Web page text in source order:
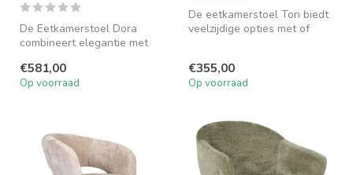
De Eetkamerstoel Dora
combineert elegantie met
in ...
€581,00
Op voorraad
De eetkamerstoel Ton biedt
veelzijdige opties met of
€355,00
Op voorraad